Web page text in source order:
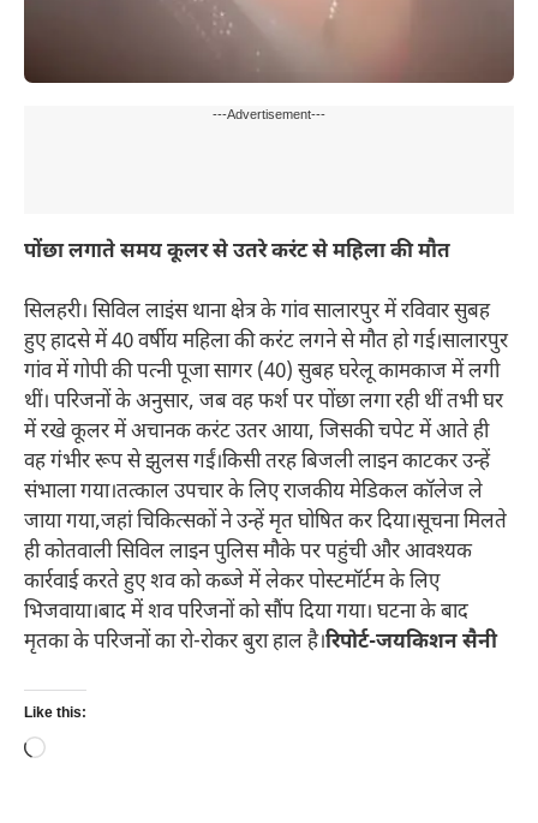
---Advertisement---
पोंछा लगाते समय कूलर से उतरे करंट से महिला की मौत
सिलहरी। सिविल लाइंस थाना क्षेत्र के गांव सालारपुर में रविवार सुबह
हुए हादसे में 40 वर्षीय महिला की करंट लगने से मौत हो गई।सालारपुर
गांव में गोपी की पत्नी पूजा सागर (40) सुबह घरेलू कामकाज में लगी
थीं। परिजनों के अनुसार, जब वह फर्श पर पोंछा लगा रही थीं तभी घर
में रखे कूलर में अचानक करंट उतर आया, जिसकी चपेट में आते ही
वह गंभीर रूप से झुलस गईं।किसी तरह बिजली लाइन काटकर उन्हें
संभाला गया।तत्काल उपचार के लिए राजकीय मेडिकल कॉलेज ले
जाया गया,जहां चिकित्सकों ने उन्हें मृत घोषित कर दिया।सूचना मिलते
ही कोतवाली सिविल लाइन पुलिस मौके पर पहुंची और आवश्यक
कार्रवाई करते हुए शव को कब्जे में लेकर पोस्टमॉर्टम के लिए
भिजवाया।बाद में शव परिजनों को सौंप दिया गया। घटना के बाद
मृतका के परिजनों का रो-रोकर बुरा हाल है।रिपोर्ट-जयकिशन सैनी
Like this:
Loading…